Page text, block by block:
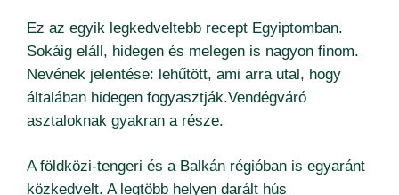
Ez az egyik legkedveltebb recept Egyiptomban.
Sokáig eláll, hidegen és melegen is nagyon finom.
Nevének jelentése: lehűtött, ami arra utal, hogy
általában hidegen fogyasztják.Vendégváró
asztaloknak gyakran a része.
A földközi-tengeri és a Balkán régióban is egyaránt
közkedvelt. A legtöbb helyen darált hús